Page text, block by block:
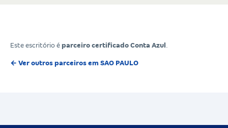
Este escritório é parceiro certificado Conta Azul
← Ver outros parceiros em SAO PAULO